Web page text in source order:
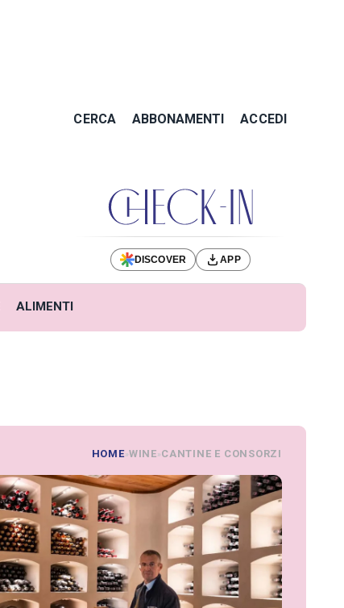
CERCA ABBONAMENTI ACCEDI
DISCOVER APP
ALIMENTI
HOME»WINE»CANTINE E CONSORZI